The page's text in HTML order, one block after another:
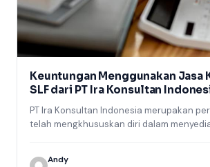
Keuntungan Menggunakan Jasa
SLF dari PT Ira Konsultan
PT Ira Konsultan Indonesia merupakan
telah mengkhususkan diri dalam
Andy